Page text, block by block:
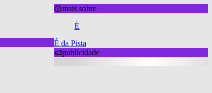
mais sobre
É
É da Pista
publicidade